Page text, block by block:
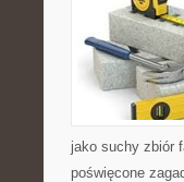
jako suchy zbiór
poświęcone